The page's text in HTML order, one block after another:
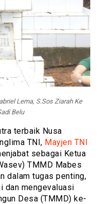
Lema, S.Sos Ziarah Ke
Belu
terbaik Nusa
TNI, Mayjen TNI
sebagai Ketua
TMMD Mabes
dalam tugas penting,
dan mengevaluasi
Desa (TMMD) ke-